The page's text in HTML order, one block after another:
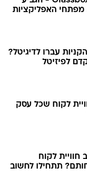
האפליקציות
עברו לדיגיטל?
לפיזיטל
לקוח שכל עסק
חוויית לקוח
תתחילו לחשוב